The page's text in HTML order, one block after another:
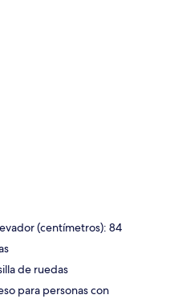
(centímetros): 84
de ruedas
para personas con